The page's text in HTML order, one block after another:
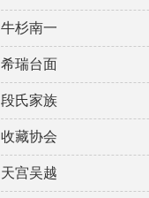
牛杉南一
希瑞台面
段氏家族
收藏协会
天宫吴越